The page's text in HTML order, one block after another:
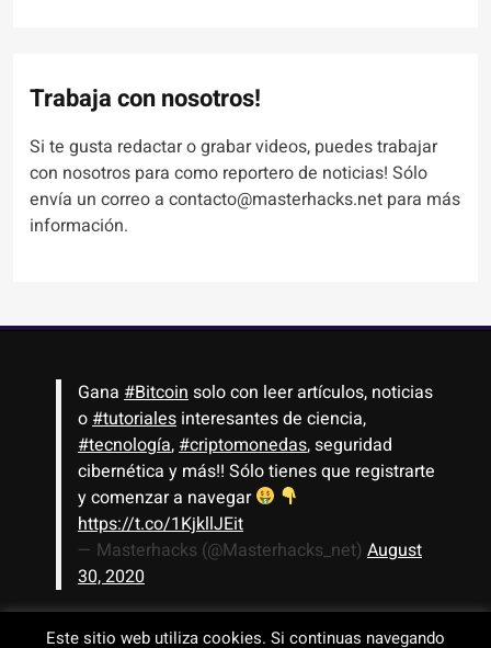
Trabaja con nosotros!
Si te gusta redactar o grabar videos, puedes trabajar
con nosotros para como reportero de noticias! Sólo
envía un correo a contacto@masterhacks.net para más
información.
Gana #Bitcoin solo con leer artículos, noticias
o #tutoriales interesantes de ciencia,
#tecnología, #criptomonedas, seguridad
cibernética y más!! Sólo tienes que registrarte
y comenzar a navegar
https://t.co/1KjkllJEit
— Masterhacks (@Masterhacks_net) August
30, 2020
Este sitio web utiliza cookies. Si continuas navegando